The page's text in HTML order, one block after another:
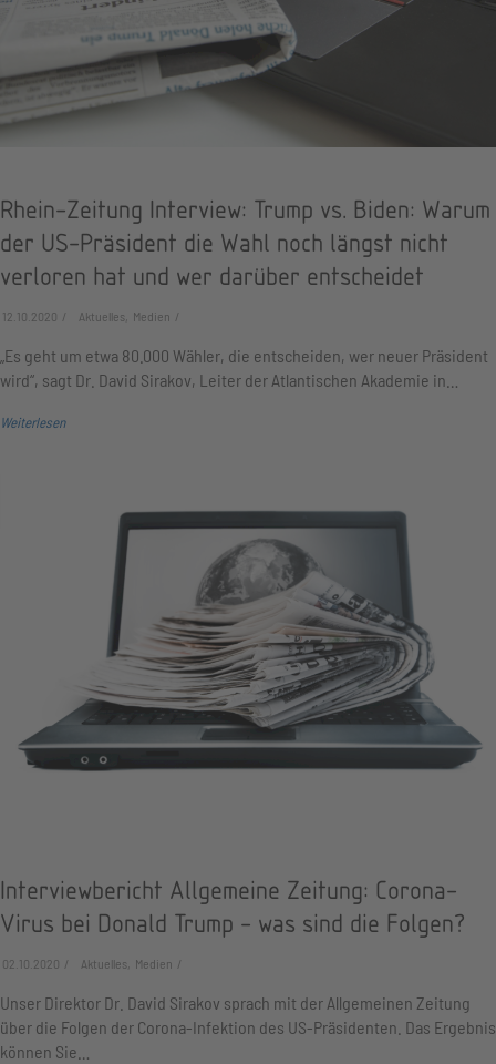
Rhein-Zeitung Interview: Trump vs. Biden: Warum
der US-Präsident die Wahl noch längst nicht
verloren hat und wer darüber entscheidet
12.10.2020 Aktuelles, Medien
„Es geht um etwa 80.000 Wähler, die entscheiden, wer neuer Präsident
wird“, sagt Dr. David Sirakov, Leiter der Atlantischen Akademie in…
Weiterlesen
Interviewbericht Allgemeine Zeitung: Corona-
Virus bei Donald Trump - was sind die Folgen?
02.10.2020 Aktuelles, Medien
Unser Direktor Dr. David Sirakov sprach mit der Allgemeinen Zeitung
über die Folgen der Corona-Infektion des US-Präsidenten. Das Ergebnis
können Sie…